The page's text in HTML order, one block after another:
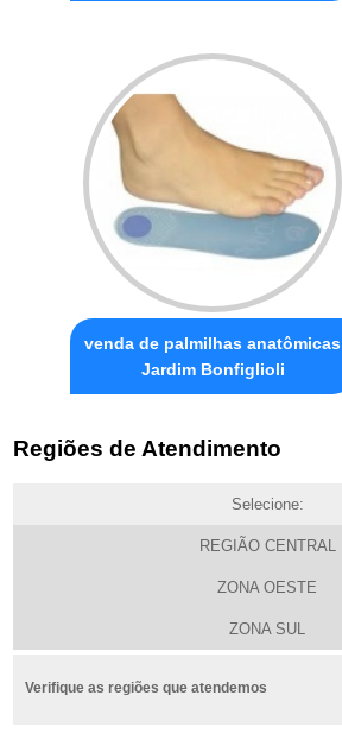
venda de palmilhas anatômicas
Jardim Bonfiglioli
Regiões de Atendimento
Selecione:
REGIÃO CENTRAL
ZONA OESTE
ZONA SUL
Verifique as regiões que atendemos